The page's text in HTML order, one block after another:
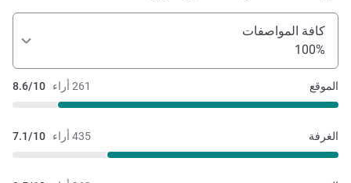
كافة المواصفات
100%
261 أراء 8.6/10 الموقع
435 أراء 7.1/10 الغرفة